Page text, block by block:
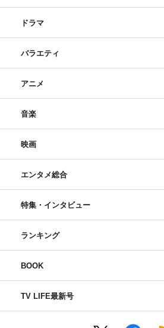
ドラマ
バラエティ
アニメ
音楽
映画
エンタメ総合
特集・インタビュー
ランキング
BOOK
TV LIFE最新号